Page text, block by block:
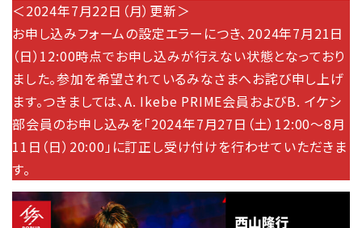
＜2024年7月22日（月）更新＞
お申し込みフォームの設定エラーにつき、2024年7月21日
（日）12:00時点でお申し込みが行えない状態となっており
ました。参加を希望されているみなさまへお詫び申し上げ
ます。つきましては、A. Ikebe PRIME会員およびB. イケシ
部会員のお申し込みを「2024年7月27日（土）12:00～8月
11日（日）20:00」に訂正し受け付けを行わせていただきま
す。